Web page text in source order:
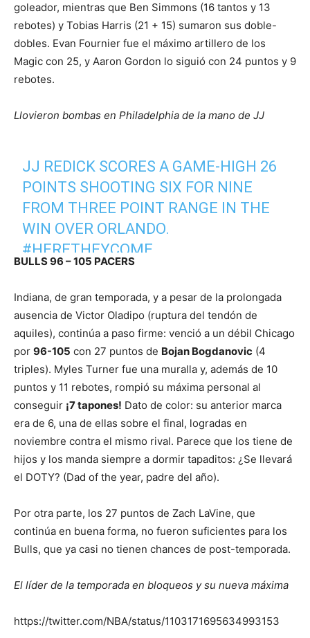
goleador, mientras que Ben Simmons (16 tantos y 13
rebotes) y Tobias Harris (21 + 15) sumaron sus doble-
dobles. Evan Fournier fue el máximo artillero de los
Magic con 25, y Aaron Gordon lo siguió con 24 puntos y 9
rebotes.
Llovieron bombas en Philadelphia de la mano de JJ
JJ REDICK SCORES A GAME-HIGH 26
POINTS SHOOTING SIX FOR NINE
FROM THREE POINT RANGE IN THE
WIN OVER ORLANDO.
#HERETHEYCOME
PIC.TWITTER.COM/DQLPQTZ8RT
— PHILADELPHIA 76ERS (@SIXERS)
MARCH 6, 2019
BULLS 96 – 105 PACERS
Indiana, de gran temporada, y a pesar de la prolongada
ausencia de Victor Oladipo (ruptura del tendón de
aquiles), continúa a paso firme: venció a un débil Chicago
por 96-105 con 27 puntos de Bojan Bogdanovic (4
triples). Myles Turner fue una muralla y, además de 10
puntos y 11 rebotes, rompió su máxima personal al
conseguir ¡7 tapones! Dato de color: su anterior marca
era de 6, una de ellas sobre el final, logradas en
noviembre contra el mismo rival. Parece que los tiene de
hijos y los manda siempre a dormir tapaditos: ¿Se llevará
el DOTY? (Dad of the year, padre del año).
Por otra parte, los 27 puntos de Zach LaVine, que
continúa en buena forma, no fueron suficientes para los
Bulls, que ya casi no tienen chances de post-temporada.
El líder de la temporada en bloqueos y su nueva máxima
https://twitter.com/NBA/status/1103171695634993153